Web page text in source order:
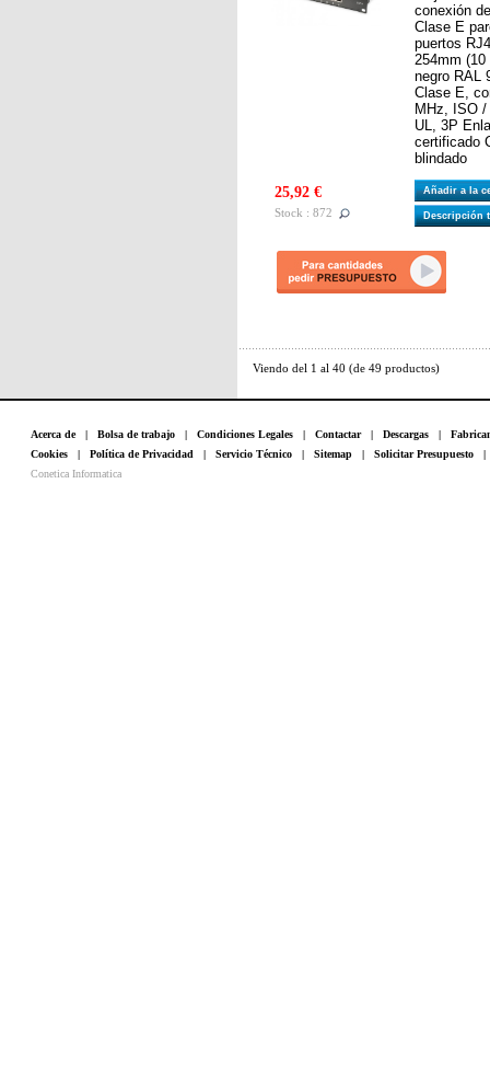
conexión
Clase E
puertos
254mm
negro RAL
Clase E,
MHz, ISO
UL, 3P
certificado
blindado
25,92 €
Stock : 872
Añadir a la
Descripción
Viendo del 1 al 40 (de 49 productos)
Acerca de| Bolsa de trabajo | Condiciones Legales | Contactar| Descargas |
Cookies | Política de Privacidad | Servicio Técnico | Sitemap | Solicitar Presupuesto
Conetica Informatica